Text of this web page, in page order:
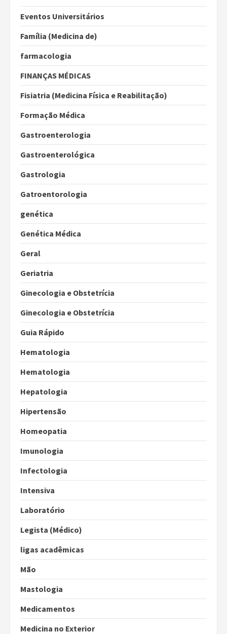
Eventos Universitários
Família (Medicina de)
farmacologia
FINANÇAS MÉDICAS
Fisiatria (Medicina Física e Reabilitação)
Formação Médica
Gastroenterologia
Gastroenterológica
Gastrologia
Gatroentorologia
genética
Genética Médica
Geral
Geriatria
Ginecologia e Obstetrícia
Ginecologia e Obstetrícia
Guia Rápido
Hematologia
Hematologia
Hepatologia
Hipertensão
Homeopatia
Imunologia
Infectologia
Intensiva
Laboratório
Legista (Médico)
ligas acadêmicas
Mão
Mastologia
Medicamentos
Medicina no Exterior